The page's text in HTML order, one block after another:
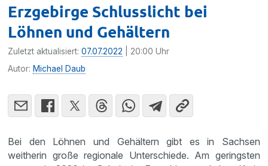
Erzgebirge Schlusslicht bei
Löhnen und Gehältern
Zuletzt aktualisiert:07.07.2022 | 20:00 Uhr
Autor: Michael Daub
Bei den Löhnen und Gehältern gibt es in Sachsen
weitherin große regionale Unterschiede. Am geringsten